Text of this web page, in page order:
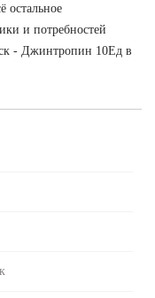
остальное
и потребностей
- Джинтропин 10Ед в